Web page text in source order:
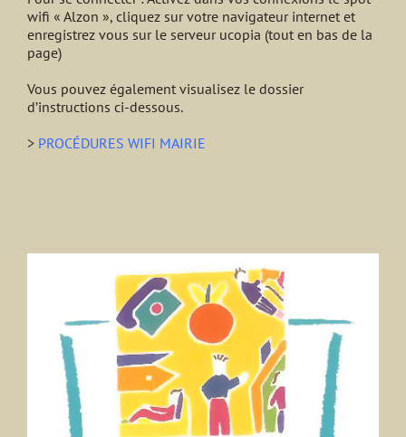
wifi « Alzon », cliquez sur votre navigateur internet et
enregistrez vous sur le serveur ucopia (tout en bas de la
page)
Vous pouvez également visualisez le dossier
d’instructions ci-dessous.
> PROCÉDURES WIFI MAIRIE